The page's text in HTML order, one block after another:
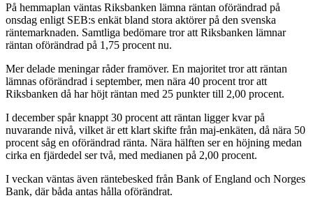
På hemmaplan väntas Riksbanken lämna räntan oförändrad på
onsdag enligt SEB:s enkät bland stora aktörer på den svenska
räntemarknaden. Samtliga bedömare tror att Riksbanken lämnar
räntan oförändrad på 1,75 procent nu.
Mer delade meningar råder framöver. En majoritet tror att räntan
lämnas oförändrad i september, men nära 40 procent tror att
Riksbanken då har höjt räntan med 25 punkter till 2,00 procent.
I december spår knappt 30 procent att räntan ligger kvar på
nuvarande nivå, vilket är ett klart skifte från maj-enkäten, då nära 50
procent såg en oförändrad ränta. Nära hälften ser en höjning medan
cirka en fjärdedel ser två, med medianen på 2,00 procent.
I veckan väntas även räntebesked från Bank of England och Norges
Bank, där båda antas hålla oförändrat.